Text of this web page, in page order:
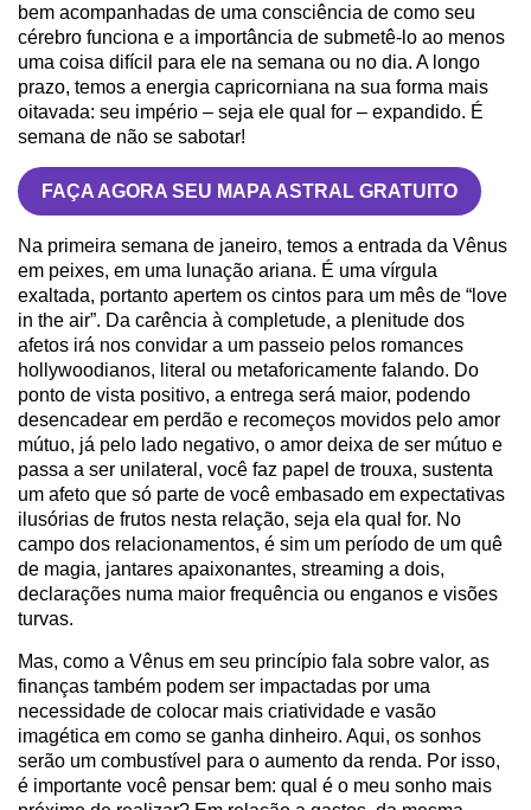
bem acompanhadas de uma consciência de como seu
cérebro funciona e a importância de submetê-lo ao menos
uma coisa difícil para ele na semana ou no dia. A longo
prazo, temos a energia capricorniana na sua forma mais
oitavada: seu império – seja ele qual for – expandido. É
semana de não se sabotar!
FAÇA AGORA SEU MAPA ASTRAL GRATUITO
Na primeira semana de janeiro, temos a entrada da Vênus
em peixes, em uma lunação ariana. É uma vírgula
exaltada, portanto apertem os cintos para um mês de “love
in the air”. Da carência à completude, a plenitude dos
afetos irá nos convidar a um passeio pelos romances
hollywoodianos, literal ou metaforicamente falando. Do
ponto de vista positivo, a entrega será maior, podendo
desencadear em perdão e recomeços movidos pelo amor
mútuo, já pelo lado negativo, o amor deixa de ser mútuo e
passa a ser unilateral, você faz papel de trouxa, sustenta
um afeto que só parte de você embasado em expectativas
ilusórias de frutos nesta relação, seja ela qual for. No
campo dos relacionamentos, é sim um período de um quê
de magia, jantares apaixonantes, streaming a dois,
declarações numa maior frequência ou enganos e visões
turvas.
Mas, como a Vênus em seu princípio fala sobre valor, as
finanças também podem ser impactadas por uma
necessidade de colocar mais criatividade e vasão
imagética em como se ganha dinheiro. Aqui, os sonhos
serão um combustível para o aumento da renda. Por isso,
é importante você pensar bem: qual é o meu sonho mais